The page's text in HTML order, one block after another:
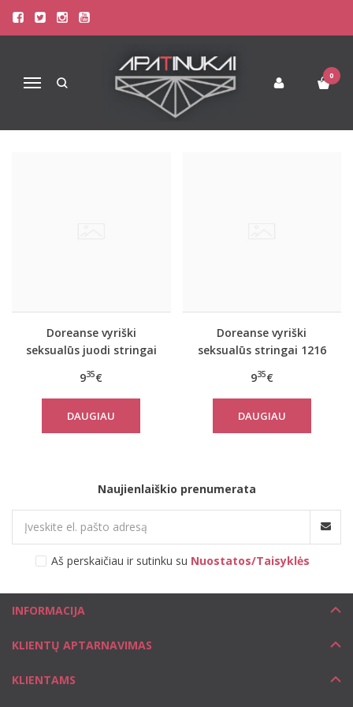
Navigacija
0
PREKIŲ PAIEŠKA - 1216
Prekių paieška
Doreanse vyriški
seksualūs juodi stringai
935€
DAUGIAU
Doreanse vyriški
seksualūs stringai 1216
935€
DAUGIAU
Naujienlaiškio prenumerata
Aš perskaičiau ir sutinku su Nuostatos/Taisyklės
INFORMACIJA
KLIENTŲ APTARNAVIMAS
KLIENTAMS